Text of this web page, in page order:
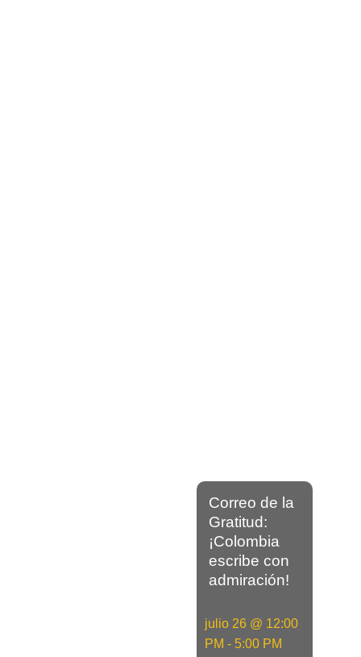
Correo de la
Gratitud:
¡Colombia
escribe con
admiración!
julio 26 @ 12:00
PM - 5:00 PM